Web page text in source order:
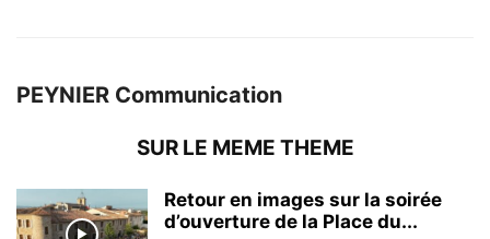
PEYNIER Communication
SUR LE MEME THEME
Retour en images sur la soirée
d’ouverture de la Place du...